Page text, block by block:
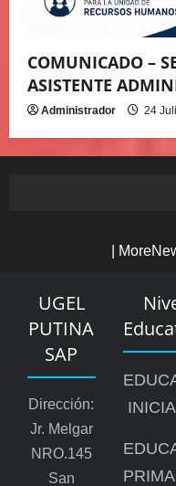
COMUNICADO –
ASISTENTE
Administrador 24
UGEL
PUTINA
SAP
Dirección:
Jr. Melgar
NRO.145
San